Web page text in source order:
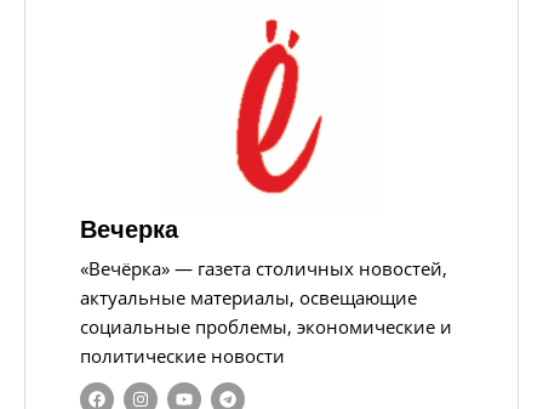
Вечерка
«Вечёрка» — газета столичных новостей,
актуальные материалы, освещающие
социальные проблемы, экономические и
политические новости